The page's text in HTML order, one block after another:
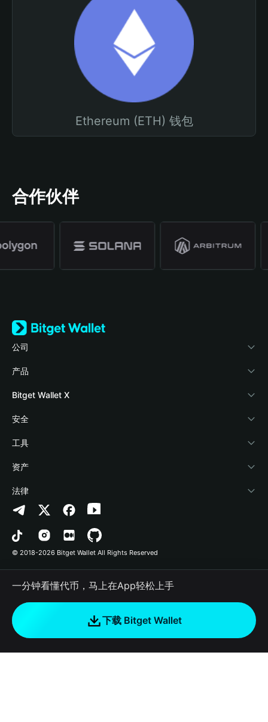
Ethereum (ETH) 钱包
合作伙伴
公司
关于 Bitget Wallet
博客
学院
加密资讯
帮助中心
联系我们
品牌资源
工作机会
产品
加密卡
稳定币理财
Payfi Crypto
Crypto Swap API
山寨季指数
预测市场
DApp
RWA
如何购买加密货币
Bitget Wallet X
开发者文档
接入钱包
Bitget Wallet Pay
合作上架
安全
风险保障基金
安全防护技术
工具
快捷买币
授权检测
合约检测
批量转账
资产
Arbitrum
Avalanche
Bitcoin
Polygon
法律
隐私协议
用户使用协议
© 2018-2026 Bitget Wallet All Rights Reserved
一分钟看懂代币，马上在App轻松上手
下载 Bitget Wallet